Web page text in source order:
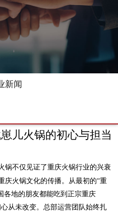
新闻
儿火锅的初心与担当
锅不仅见证了重庆火锅行业的兴衰
庆火锅文化的传播。从最初的“重
各地的朋友都能吃到正宗重庆
从未改变。总部运营团队始终扎